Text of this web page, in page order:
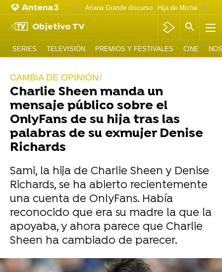
Ariana Grande discurso
Objetivo TV
SERIES TELEVISIÓN PREMIOS Y FESTIVALES CINE
CAMBIA DE OPINIÓN
Charlie Sheen manda un
mensaje público sobre el
OnlyFans de su hija tras las
palabras de su exmujer Denise
Richards
Sami, la hija de Charlie Sheen y Denise
Richards, se ha abierto recientemente
una cuenta de OnlyFans. Había
reconocido que era su madre la que la
apoyaba, y ahora parece que Charlie
Sheen ha cambiado de parecer.